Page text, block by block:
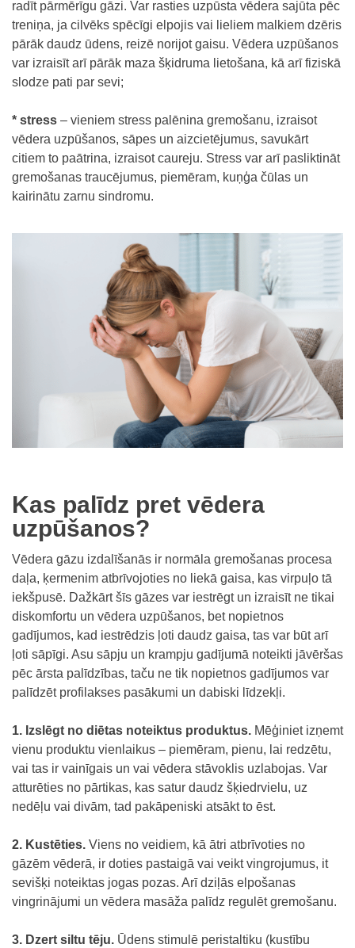
radīt pārmērīgu gāzi. Var rasties uzpūsta vēdera sajūta pēc
treniņa, ja cilvēks spēcīgi elpojis vai lieliem malkiem dzēris
pārāk daudz ūdens, reizē norijot gaisu. Vēdera uzpūšanos
var izraisīt arī pārāk maza šķidruma lietošana, kā arī fiziskā
slodze pati par sevi;
* stress – vieniem stress palēnina gremošanu, izraisot
vēdera uzpūšanos, sāpes un aizcietējumus, savukārt
citiem to paātrina, izraisot caureju. Stress var arī pasliktināt
gremošanas traucējumus, piemēram, kuņģa čūlas un
kairinātu zarnu sindromu.
Kas palīdz pret vēdera
uzpūšanos?
Vēdera gāzu izdalīšanās ir normāla gremošanas procesa
daļa, ķermenim atbrīvojoties no liekā gaisa, kas virpuļo tā
iekšpusē. Dažkārt šīs gāzes var iestrēgt un izraisīt ne tikai
diskomfortu un vēdera uzpūšanos, bet nopietnos
gadījumos, kad iestrēdzis ļoti daudz gaisa, tas var būt arī
ļoti sāpīgi. Asu sāpju un krampju gadījumā noteikti jāvēršas
pēc ārsta palīdzības, taču ne tik nopietnos gadījumos var
palīdzēt profilakses pasākumi un dabiski līdzekļi.
1. Izslēgt no diētas noteiktus produktus. Mēģiniet izņemt
vienu produktu vienlaikus – piemēram, pienu, lai redzētu,
vai tas ir vainīgais un vai vēdera stāvoklis uzlabojas. Var
atturēties no pārtikas, kas satur daudz šķiedrvielu, uz
nedēļu vai divām, tad pakāpeniski atsākt to ēst.
2. Kustēties. Viens no veidiem, kā ātri atbrīvoties no
gāzēm vēderā, ir doties pastaigā vai veikt vingrojumus, it
sevišķi noteiktas jogas pozas. Arī dziļās elpošanas
vingrinājumi un vēdera masāža palīdz regulēt gremošanu.
3. Dzert siltu tēju. Ūdens stimulē peristaltiku (kustību